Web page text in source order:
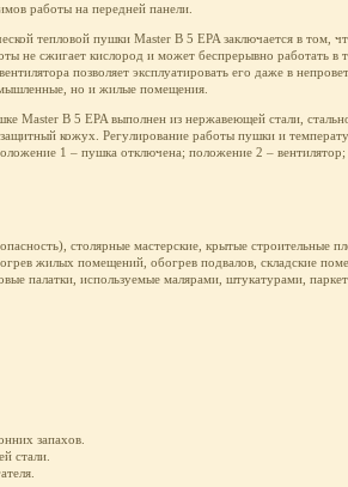
работы на передней панели.
тепловой пушки Master B 5 EPA заключается в том,
не сжигает кислород и может беспрерывно работать в
позволяет эксплуатировать его даже в
но и жилые помещения.
Master B 5 EPA выполнен из нержавеющей стали,
кожух. Регулирование работы пушки и
1 – пушка отключена; положение 2 –
столярные мастерские, крытые строительные
жилых помещений, обогрев подвалов, складские
палатки, используемые малярами, штукатурами,
запахов.
стали.